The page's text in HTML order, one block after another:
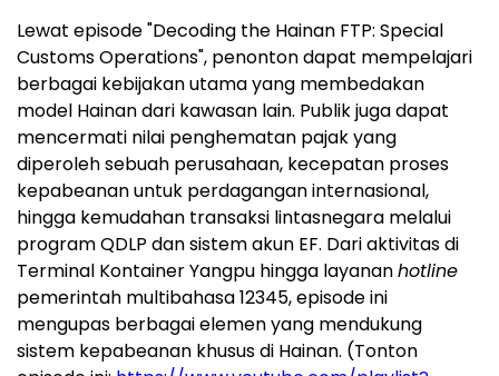
Lewat episode "Decoding the Hainan FTP: Special
Customs Operations", penonton dapat mempelajari
berbagai kebijakan utama yang membedakan
model Hainan dari kawasan lain. Publik juga dapat
mencermati nilai penghematan pajak yang
diperoleh sebuah perusahaan, kecepatan proses
kepabeanan untuk perdagangan internasional,
hingga kemudahan transaksi lintasnegara melalui
program QDLP dan sistem akun EF. Dari aktivitas di
Terminal Kontainer Yangpu hingga layananhotline
pemerintah multibahasa 12345, episode ini
mengupas berbagai elemen yang mendukung
sistem kepabeanan khusus di Hainan. (Tonton